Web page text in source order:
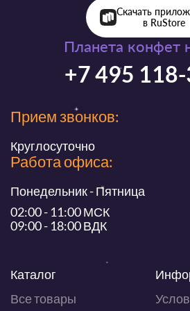
Планета конфет
+7 495
Прием звонков:
Круглосуточно
Работа офиса:
Понедельник - Пятница
02:00 - 11:00 МСК
09:00 - 18:00 ВДК
Каталог
Все товары
Скачать
в RuStore